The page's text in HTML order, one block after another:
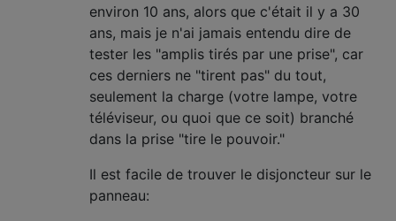
environ 10 ans, alors que c'était il y a 30
ans, mais je n'ai jamais entendu dire de
tester les "amplis tirés par une prise", car
ces derniers ne "tirent pas" du tout,
seulement la charge (votre lampe, votre
téléviseur, ou quoi que ce soit) branché
dans la prise "tire le pouvoir."
Il est facile de trouver le disjoncteur sur le
panneau: